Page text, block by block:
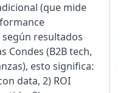
(que mide
resultados
Condes (B2B tech,
esto significa:
data, 2) ROI